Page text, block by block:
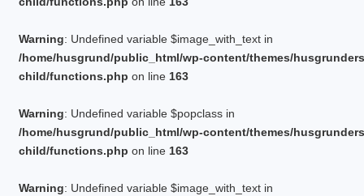
Warning: Undefined variable $image_with_text in
/home/husgrund/public_html/wp-content/themes/
child/functions.php on line 163
Warning: Undefined variable $popclass in
/home/husgrund/public_html/wp-content/themes/
child/functions.php on line 163
Warning: Undefined variable $image_with_text in